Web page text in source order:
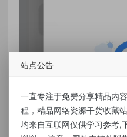
站点公告
一直专注于免费分享精品内
程，精品网络资源干货收藏
均来自互联网仅供学习参考,